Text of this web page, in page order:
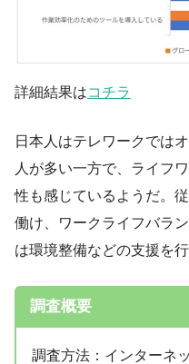
詳細結果はコチラ
日本人はテレワークでは
人が多い一方で、ライフ
性も感じているようだ。
働け、ワークライフバラ
は環境整備などの支援を
調査概要
調査方法：インターネ